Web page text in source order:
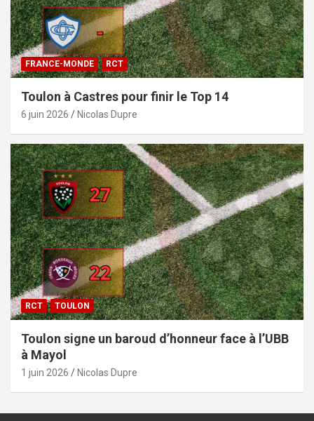
FRANCE-MONDE RCT
Toulon à Castres pour finir le Top 14
6 juin 2026 Nicolas Dupre
RCT TOULON
Toulon signe un baroud d’honneur face à l’UBB
à Mayol
1 juin 2026 Nicolas Dupre